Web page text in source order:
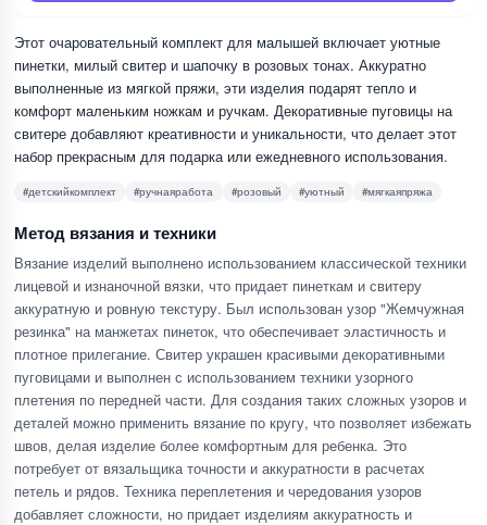
Этот очаровательный комплект для малышей включает уютные
пинетки, милый свитер и шапочку в розовых тонах. Аккуратно
выполненные из мягкой пряжи, эти изделия подарят тепло и
комфорт маленьким ножкам и ручкам. Декоративные пуговицы на
свитере добавляют креативности и уникальности, что делает этот
набор прекрасным для подарка или ежедневного использования.
#детскийкомплект #ручнаяработа #розовый #уютный #мягкаяпряжа
Метод вязания и техники
Вязание изделий выполнено использованием классической техники
лицевой и изнаночной вязки, что придает пинеткам и свитеру
аккуратную и ровную текстуру. Был использован узор "Жемчужная
резинка" на манжетах пинеток, что обеспечивает эластичность и
плотное прилегание. Свитер украшен красивыми декоративными
пуговицами и выполнен с использованием техники узорного
плетения по передней части. Для создания таких сложных узоров и
деталей можно применить вязание по кругу, что позволяет избежать
швов, делая изделие более комфортным для ребенка. Это
потребует от вязальщика точности и аккуратности в расчетах
петель и рядов. Техника переплетения и чередования узоров
добавляет сложности, но придает изделиям аккуратность и